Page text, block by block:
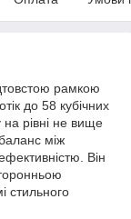
рамкою
до 58 кубічних
рівні не вище
між
Він
стильного